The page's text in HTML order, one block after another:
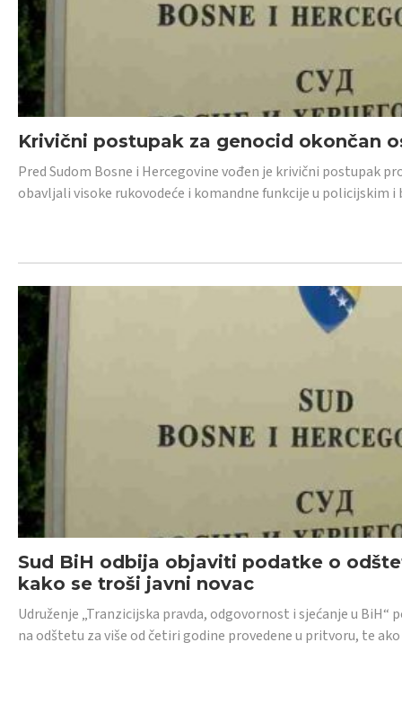
Krivični postupak za genocid okončan
Pred Sudom Bosne i Hercegovine vođen je krivični postupak
obavljali visoke rukovodeće i komandne funkcije u policijskim
Sud BiH odbija objaviti podatke o
kako se troši javni novac
Udruženje „Tranzicijska pravda, odgovornost i sjećanje u
na odštetu za više od četiri godine provedene u pritvoru, te